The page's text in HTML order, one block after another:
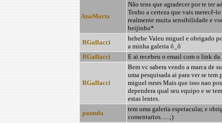
AnaMarta
Não tens que agradecer por te ter
Tenho a certeza que vais merecê-
realmente muita sensibilidade e
beijinho*
RGallacci
hehehe Valeu miguel e obrigado
a minha galeria ô_ô
RGallacci
E ai recebeu o email com o link
RGallacci
Bem vc sabera vendo a marca de
uma pesquisada ai para ver se tem
miguel rsrsrs Mais que isso nao
dependera qual seu equipo e se
estas lentes.
pantufa
tem uma galeria espetacular, e
comentarios......;)